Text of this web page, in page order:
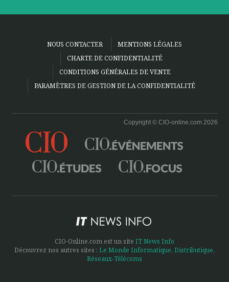
NOUS CONTACTER
MENTIONS LÉGALES
CHARTE DE CONFIDENTIALITÉ
CONDITIONS GÉNÉRALES DE VENTE
PARAMÈTRES DE GESTION DE LA CONFIDENTIALITÉ
Copyright © CIO-online.com 2026
CIO-Online.com est un site IT News Info
Découvrez nos autres sites : Le Monde Informatique, Distributique,
Réseaux-Télécoms